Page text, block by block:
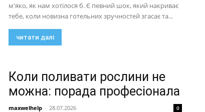
м'яко, як нам хотілося б. Є певний шок, який накриває
тебе, коли новизна готельних зручностей згасає та...
читати далі
Коли поливати рослини не
можна: порада професіонала
maxwelhelp - 28.07.2026 0